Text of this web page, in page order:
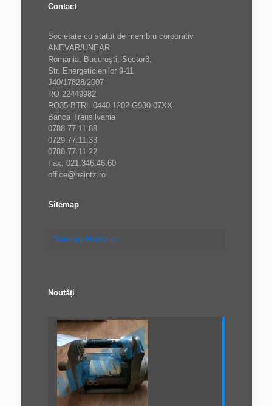
Contact
Societate cu statut de membru corporativ
ANEVAR/UNEAR
Romania, Bucureşti, Sector3,
Str. Energeticienilor 9-11
J40/17828/2007
RO 22449982
RO35 BTRL 0440 1202 G930 07XX
Banca Transilvania
0788.77.11.88
0729.77.11.33
0788.77.11.22
Fax: 021.346.46.60
office@haintz.ro
Sitemap
Sitemap Haintz.ro
Noutăți